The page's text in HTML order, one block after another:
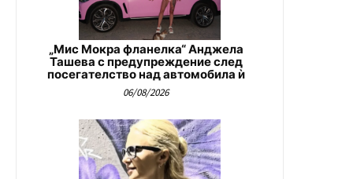
„Мис Мокра фланелка“ Анджела
Ташева с предупреждение след
посегателство над автомобила ѝ
06/08/2026